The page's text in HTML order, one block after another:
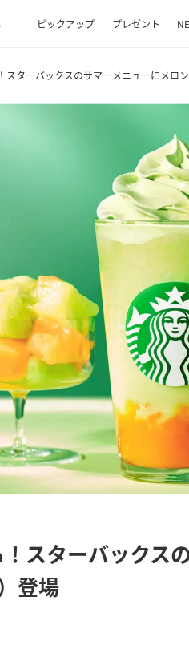
ピックアップ プレゼント
スターバックスのサマーメニューにメロ
スターバックス
登場